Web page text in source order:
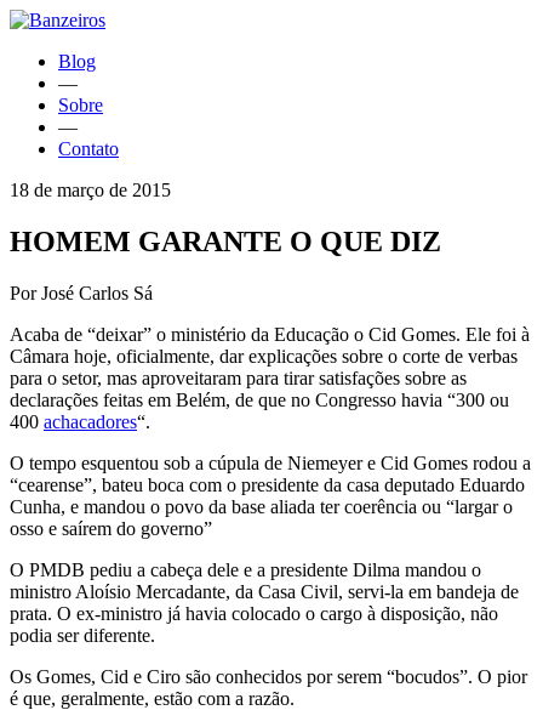
Blog
—
Sobre
—
Contato
18 de março de 2015
HOMEM GARANTE O QUE DIZ
Por José Carlos Sá
Acaba de “deixar” o ministério da Educação o Cid Gomes. Ele foi à
Câmara hoje, oficialmente, dar explicações sobre o corte de verbas
para o setor, mas aproveitaram para tirar satisfações sobre as
declarações feitas em Belém, de que no Congresso havia “300 ou
400 achacadores“.
O tempo esquentou sob a cúpula de Niemeyer e Cid Gomes rodou a
“cearense”, bateu boca com o presidente da casa deputado Eduardo
Cunha, e mandou o povo da base aliada ter coerência ou “largar o
osso e saírem do governo”
O PMDB pediu a cabeça dele e a presidente Dilma mandou o
ministro Aloísio Mercadante, da Casa Civil, servi-la em bandeja de
prata. O ex-ministro já havia colocado o cargo à disposição, não
podia ser diferente.
Os Gomes, Cid e Ciro são conhecidos por serem “bocudos”. O pior
é que, geralmente, estão com a razão.